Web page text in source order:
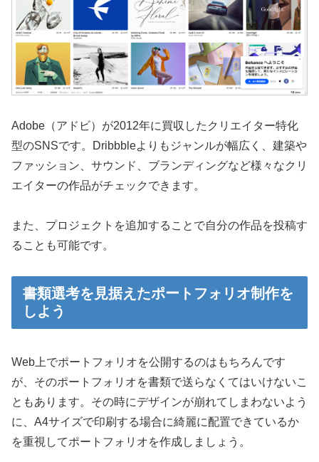
Adobe（アドビ）が2012年に買収したクリエイター特化
型のSNSです。Dribbbleよりもジャンルが幅広く、建築や
ファッション、サウンド、ブランディングなど様々なクリ
エイターの作品がチェックできます。
また、プロジェクトを追加することで自分の作品を投稿す
ることも可能です。
書類選考を見据えたポートフォリオ制作を
しよう
Web上でポートフォリオを公開するのはもちろんです
が、そのポートフォリオを書類で送らなくてはいけないこ
ともあります。その時にデザインが崩れてしまわないよう
に、A4サイズで印刷する場合に綺麗に配置できているか
を重視してポートフォリオを作成しましょう。